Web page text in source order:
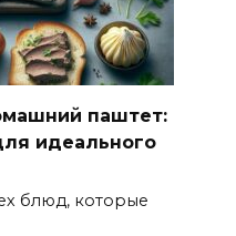
паштет:
идеального
блюд, которые